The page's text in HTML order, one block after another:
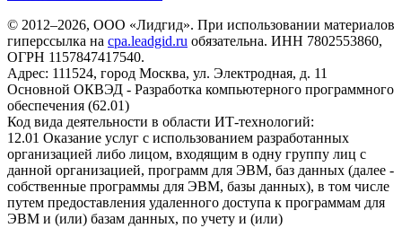
© 2012–2026, ООО «Лидгид». При использовании материалов
гиперссылка на cpa.leadgid.ru обязательна. ИНН 7802553860,
ОГРН 1157847417540.
Адрес: 111524, город Москва, ул. Электродная, д. 11
Основной ОКВЭД - Разработка компьютерного программного
обеспечения (62.01)
Код вида деятельности в области ИТ-технологий:
12.01 Оказание услуг с использованием разработанных
организацией либо лицом, входящим в одну группу лиц с
данной организацией, программ для ЭВМ, баз данных (далее -
собственные программы для ЭВМ, базы данных), в том числе
путем предоставления удаленного доступа к программам для
ЭВМ и (или) базам данных, по учету и (или)